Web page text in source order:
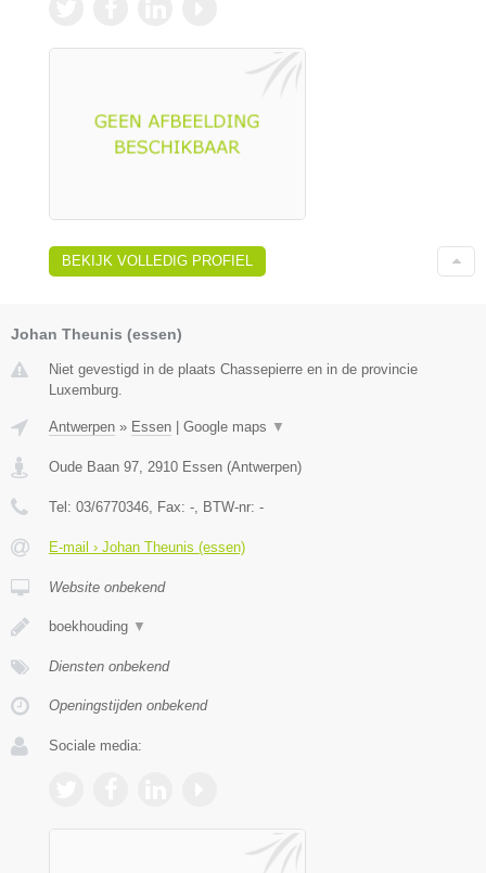
BEKIJK VOLLEDIG PROFIEL
Johan Theunis (essen)
Niet gevestigd in de plaats Chassepierre en in de provincie
Luxemburg.
Antwerpen » Essen Google maps ▼
Oude Baan 97 2910 Essen (Antwerpen)
Tel: 03/6770346 , Fax: - , BTW-nr: -
E-mail › Johan Theunis (essen)
Website onbekend
boekhouding ▼
Diensten onbekend
Openingstijden onbekend
Sociale media: